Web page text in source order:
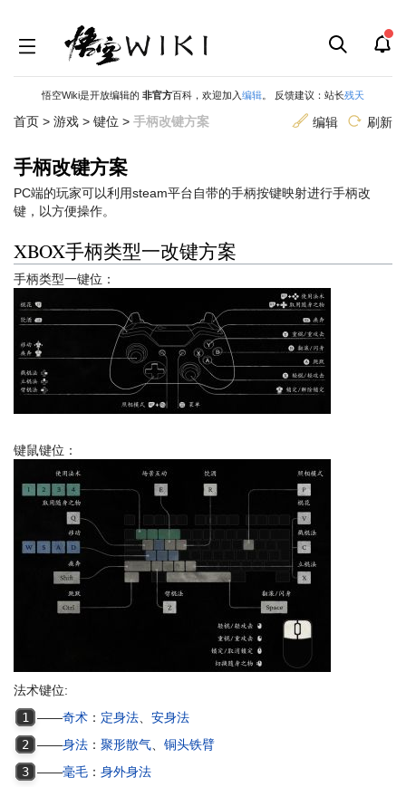
悟空Wiki是开放编辑的 非官方百科，欢迎加入编辑 。 反馈建议：站长残天
首页 > 游戏 > 键位 > 手柄改键方案 编辑 刷新
手柄改键方案
跳
到
航
跳
到
索
PC端的玩家可以利用steam平台自带的手柄按键映射进行手柄改
键，以方便操作。
XBOX手柄类型一改键方案
手柄类型一键位：
键鼠键位：
法术键位:
1
——奇术 ： 定身法
安身法
2
——身法 ： 聚形散气
铜头铁臂
3 ——毫毛 ： 身外身法